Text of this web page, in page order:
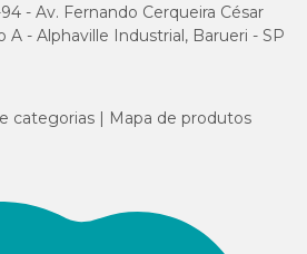
- Av. Fernando Cerqueira César
A - Alphaville Industrial, Barueri - SP
categorias Mapa de produtos